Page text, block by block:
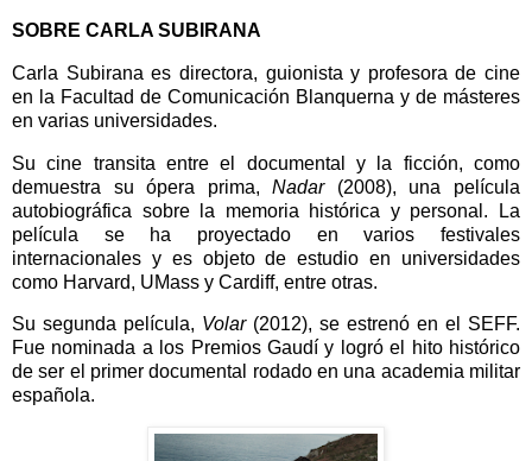
SOBRE CARLA SUBIRANA
Carla Subirana es directora, guionista y profesora de cine
en la Facultad de Comunicación Blanquerna y de másteres
en varias universidades.
Su cine transita entre el documental y la ficción, como
demuestra su ópera prima,Nadar(2008), una película
autobiográfica sobre la memoria histórica y personal. La
película se ha proyectado en varios festivales
internacionales y es objeto de estudio en universidades
como Harvard, UMass y Cardiff, entre otras.
Su segunda película, Volar(2012), se estrenó en el SEFF.
Fue nominada a los Premios Gaudí y logró el hito histórico
de ser el primer documental rodado en una academia militar
española.